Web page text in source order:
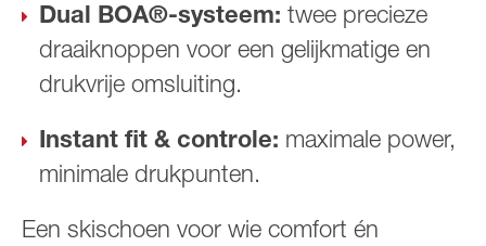
Dual BOA®-systeem: twee precieze
draaiknoppen voor een gelijkmatige en
drukvrije omsluiting.
Instant fit & controle: maximale power,
minimale drukpunten.
Een skischoen voor wie comfort én